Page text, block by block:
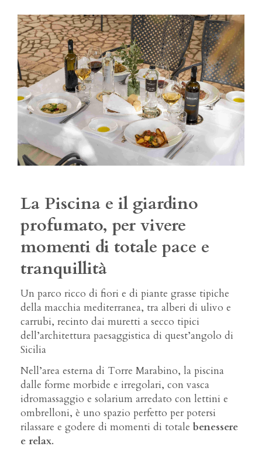
La Piscina e il giardino
profumato, per vivere
momenti di totale pace e
tranquillità
Un parco ricco di fiori e di piante grasse tipiche
della macchia mediterranea, tra alberi di ulivo e
carrubi, recinto dai muretti a secco tipici
dell’architettura paesaggistica di quest’angolo di
Sicilia
Nell’area esterna di Torre Marabino, la piscina
dalle forme morbide e irregolari, con vasca
idromassaggio e solarium arredato con lettini e
ombrelloni, è uno spazio perfetto per potersi
rilassare e godere di momenti di totale benessere
e relax.